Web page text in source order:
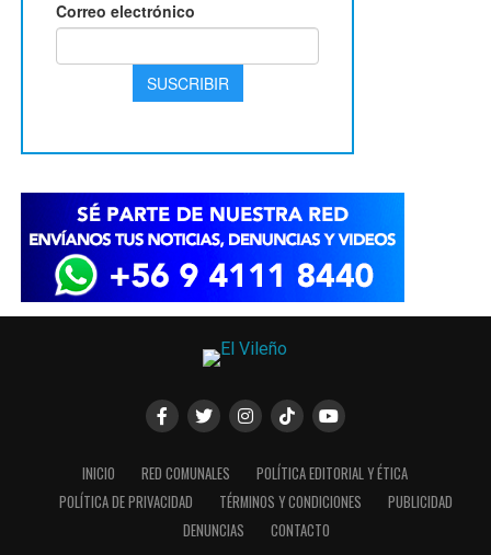
INICIO RED COMUNALES
POLÍTICA EDITORIAL Y ÉTICA
POLÍTICA DE PRIVACIDAD
TÉRMINOS Y CONDICIONES
PUBLICIDAD
DENUNCIAS
CONTACTO